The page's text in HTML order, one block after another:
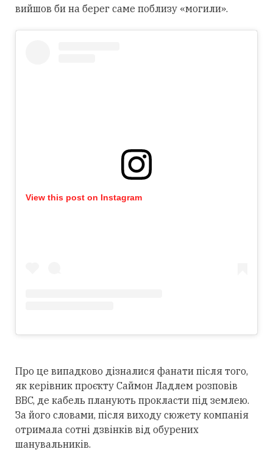
вийшов би на берег саме поблизу «могили».
View this post on Instagram
Про це випадково дізналися фанати після того,
як керівник проєкту Саймон Ладлем розповів
BBC, де кабель планують прокласти під землею.
За його словами, після виходу сюжету компанія
отримала сотні дзвінків від обурених
шанувальників.